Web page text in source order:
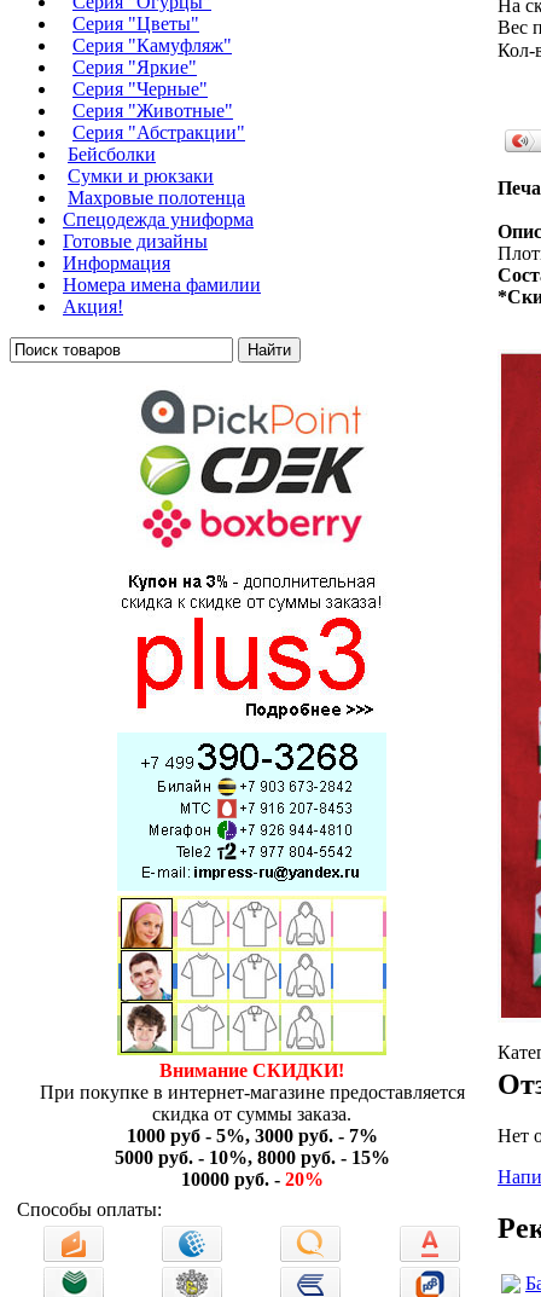
Серия "Цветы"
Серия "Камуфляж"
Серия "Яркие"
Серия "Черные"
Серия "Животные"
Серия "Абстракции"
Бейсболки
Сумки и рюкзаки
Махровые полотенца
Cпецодежда униформа
Готовые дизайны
Информация
Номера имена фамилии
Акция!
Внимание СКИДКИ!
При покупке в интернет-магазине предоставляется
скидка от суммы заказа.
1000 руб - 5%, 3000 руб. - 7%
5000 руб. - 10%, 8000 руб. - 15%
10000 руб. - 20%
Способы оплаты:
На
Вес
Кол-
Нет